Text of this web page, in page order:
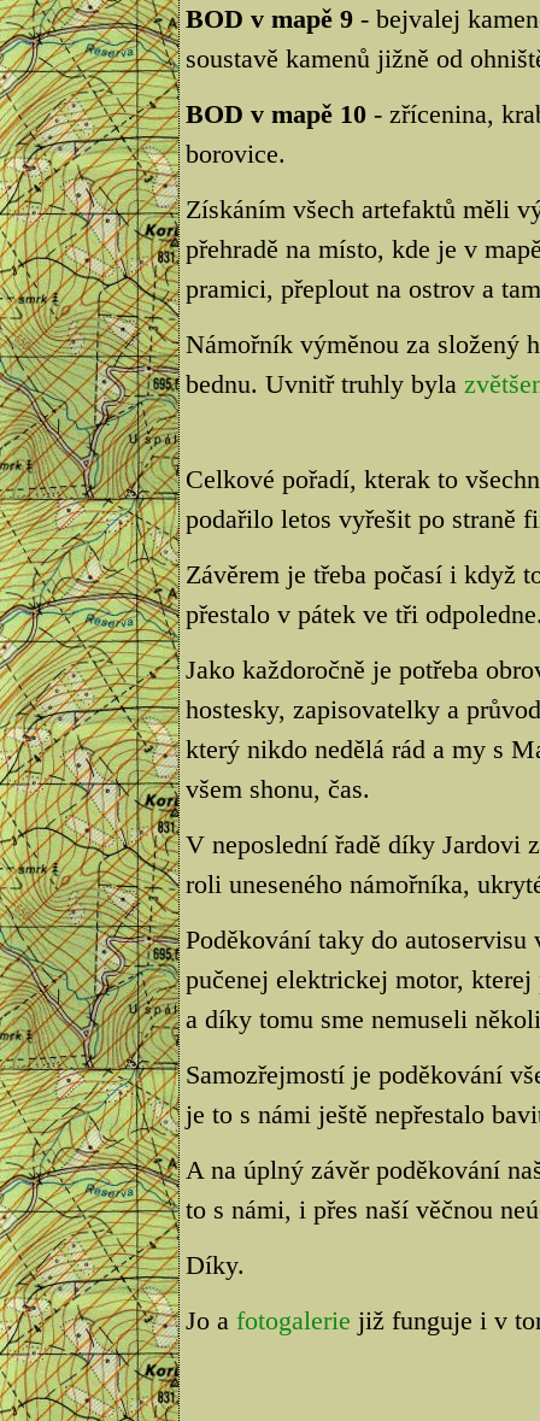
BOD v mapě 9- bejvalej
soustavě kamenů jižně od
BOD v mapě 10- zřícenina,
borovice.
Získáním všech artefaktů měli
přehradě na místo, kde je v
pramici, přeplout na ostrov a
Námořník výměnou za složený
bednu. Uvnitř truhly byla
Celkové pořadí, kterak to
podařilo letos vyřešit po straně
Závěrem je třeba počasí i když
přestalo v pátek ve tři
Jako každoročně je potřeba
hostesky, zapisovatelky a
který nikdo nedělá rád a my s
všem shonu, čas.
V neposlední řadě díky Jardovi
roli uneseného námořníka,
Poděkování taky do
pučenej elektrickej motor,
a díky tomu sme nemuseli
Samozřejmostí je poděkování
je to s námi ještě nepřestalo
A na úplný závěr poděkování
to s námi, i přes naší věčnou
Díky.
Jo a fotogalerie již funguje i v